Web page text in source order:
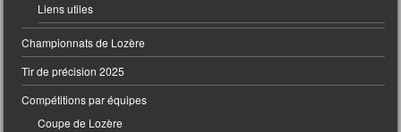
Liens utiles
Championnats de Lozère
Tir de précision 2025
Compétitions par équipes
Coupe de Lozère